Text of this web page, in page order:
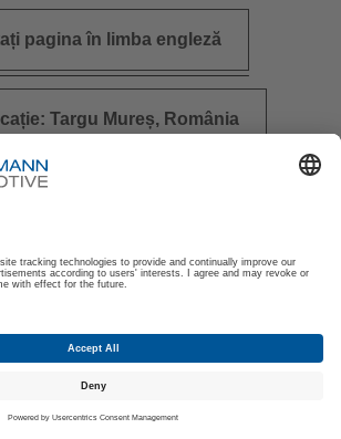
pagina în limba engleză
Targu Mureș, România